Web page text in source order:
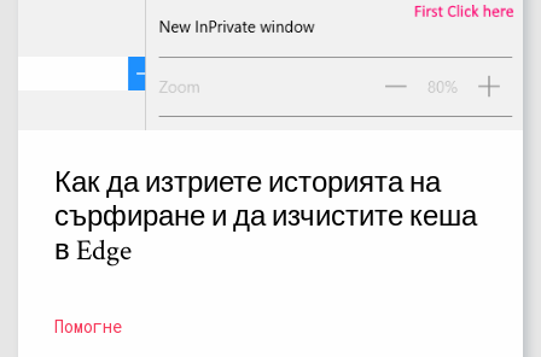
Как да изтриете историята на
сърфиране и да изчистите кеша
в Edge
Помогне